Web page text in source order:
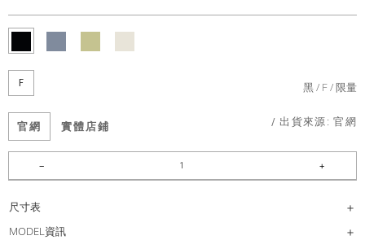
F 黑 F 限量
官網 實體店鋪 / 出貨來源:官網
尺寸表
MODEL資訊